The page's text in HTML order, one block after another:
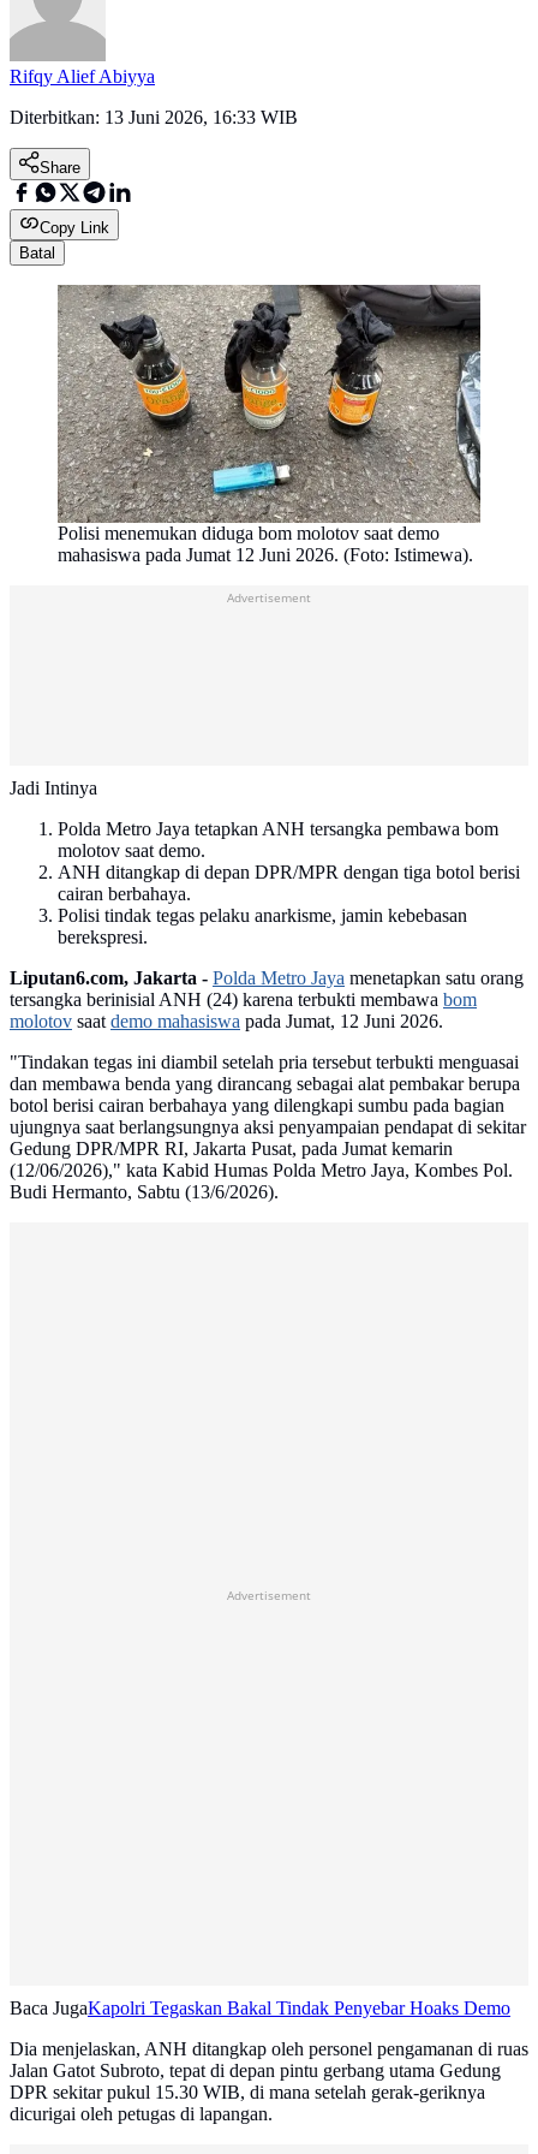
Rifqy Alief Abiyya
Diterbitkan: 13 Juni 2026, 16:33 WIB
Share
Copy Link
Batal
Polisi menemukan diduga bom molotov saat demo
mahasiswa pada Jumat 12 Juni 2026. (Foto: Istimewa).
Advertisement
Jadi Intinya
Polda Metro Jaya tetapkan ANH tersangka pembawa bom
molotov saat demo.
ANH ditangkap di depan DPR/MPR dengan tiga botol berisi
cairan berbahaya.
Polisi tindak tegas pelaku anarkisme, jamin kebebasan
berekspresi.
Liputan6.com, Jakarta - Polda Metro Jaya menetapkan satu orang
tersangka berinisial ANH (24) karena terbukti membawa bom
molotov saatdemo mahasiswa pada Jumat, 12 Juni 2026.
"Tindakan tegas ini diambil setelah pria tersebut terbukti menguasai
dan membawa benda yang dirancang sebagai alat pembakar berupa
botol berisi cairan berbahaya yang dilengkapi sumbu pada bagian
ujungnya saat berlangsungnya aksi penyampaian pendapat di sekitar
Gedung DPR/MPR RI, Jakarta Pusat, pada Jumat kemarin
(12/06/2026)," kata Kabid Humas Polda Metro Jaya, Kombes Pol.
Budi Hermanto, Sabtu (13/6/2026).
Advertisement
Baca JugaKapolri Tegaskan Bakal Tindak Penyebar Hoaks Demo
Dia menjelaskan, ANH ditangkap oleh personel pengamanan di ruas
Jalan Gatot Subroto, tepat di depan pintu gerbang utama Gedung
DPR sekitar pukul 15.30 WIB, di mana setelah gerak-geriknya
dicurigai oleh petugas di lapangan.